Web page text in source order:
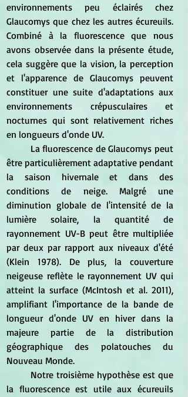
environnements peu éclairés chez
Glaucomys que chez les autres écureuils.
Combiné à la fluorescence que nous
avons observée dans la présente étude,
cela suggère que la vision, la perception
et l'apparence de Glaucomys peuvent
constituer une suite d'adaptations aux
environnements crépusculaires et
nocturnes qui sont relativement riches
en longueurs d'onde UV.
être particulièrement adaptative pendant
la saison hivernale et dans des
conditions de neige. Malgré une
diminution globale de l'intensité de la
lumière solaire, la quantité de
rayonnement UV-B peut être multipliée
par deux par rapport aux niveaux d'été
(Klein 1978). De plus, la couverture
neigeuse reflète le rayonnement UV qui
atteint la surface (McIntosh et al. 2011),
amplifiant l'importance de la bande de
longueur d'onde UV en hiver dans la
majeure partie de la distribution
géographique des polatouches du
Nouveau Monde.
la fluorescence est utile aux écureuils